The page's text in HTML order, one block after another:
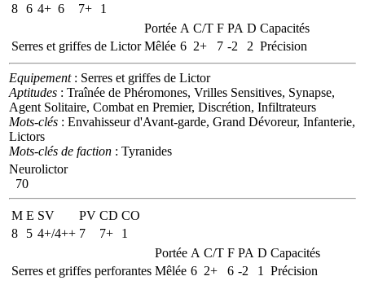
8 6 4+ 6 7+
1
Portée A C/T F PA D Capacités
Serres et griffes de Lictor Mêlée 6 2+ 7 -2 2 Précision
Equipement: Serres et griffes de Lictor
Aptitudes : Traînée de Phéromones, Vrilles Sensitives, Synapse,
Agent Solitaire, Combat en Premier, Discrétion, Infiltrateurs
Mots-clés : Envahisseur d'Avant-garde, Grand Dévoreur, Infanterie,
Lictors
Mots-clés de faction : Tyranides
Neurolictor
70
M E SV PV CD CO
8
5 4+/4++ 7 7+
1
Portée A C/T F PA D Capacités
Serres et griffes perforantes Mêlée 6 2+ 6 -2 1 Précision